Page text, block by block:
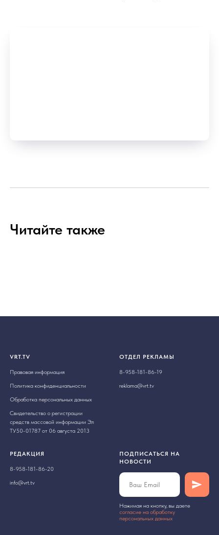
Читайте также
VRT.TV
Правовая информация
Политика конфиденциальности
Обработка персональных данных
Свидетельство о регистрации
средств массовой информации Эл
ТУ50-01787 от 06 августа 2013
ОТДЕЛ РЕКЛАМЫ
8-958-181-86-19
reklama@vrt.tv
РЕДАКЦИЯ
8-958-181-86-20
info@vrt.tv
ПОДПИСАТЬСЯ НА
НОВОСТИ
Нажимая на кнопку, вы даете
cогласие на обработку
персональных данных